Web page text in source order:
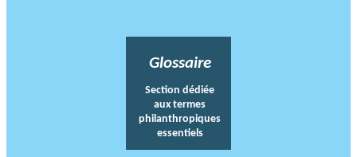
Glossaire
Section dédiée
aux termes
philanthropiques
essentiels